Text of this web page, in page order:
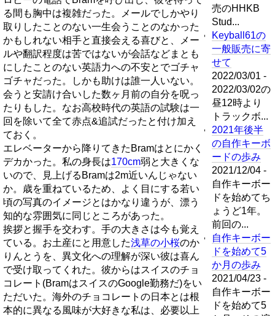
る間も胸中は複雑だった。メールでしかやり
取りしたことのない一生会うことのなかった
かもしれない相手と直接会える喜びと、メー
ルや翻訳程度は苦ではないが会話などまとも
にしたことのない英語力への不安とでゴチャ
ゴチャだった。しかも助けは誰一人いない。
会うと安請け合いした数ヶ月前の自分を呪っ
たりもした。なお高校時代の英語の試験は一
回を除いて全て赤点&追試だったと付け加え
ておく。
エレベーターから降りてきたBramはとにかく
デカかった。私の身長は170cm弱と大きくな
いので、見上げるBramは2m近いんじゃない
か。歳を重ねているため、よく目にする若い
頃の写真のイメージとはかなり違うが、漂う
知的な雰囲気に同じところがあった。
挨拶と握手を交わす。手の大きさは今も覚え
ている。お土産にと用意した浅草の小桜のか
りんとうを、異文化への理解が深い彼は喜ん
で受け取ってくれた。彼からはスイスのチョ
コレート(BramはスイスのGoogle勤務だ)をい
ただいた。海外のチョコレートの日本とは根
本的に異なる風味が大好きな私は、必要以上
売のHHKB
Stud...
Keyball61の
一般販売に寄
せて
2022/03/01 -
2022/03/02の
昼12時より
トラックボ...
2021年後半
の自作キーボ
ードの歩み
2021/12/04 -
自作キーボー
ドを始めてち
ょうど1年。
前回の...
自作キーボー
ドを始めて5
か月の歩み
2021/04/23 -
自作キーボー
ドを始めて5